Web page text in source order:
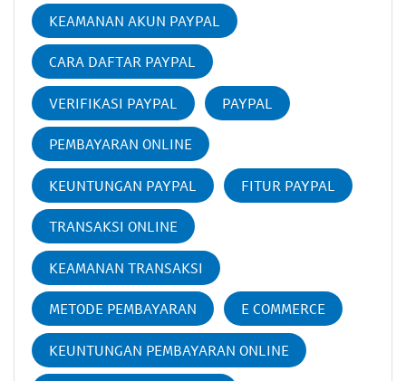
KEAMANAN AKUN PAYPAL
CARA DAFTAR PAYPAL
VERIFIKASI PAYPAL PAYPAL
PEMBAYARAN ONLINE
KEUNTUNGAN PAYPAL FITUR PAYPAL
TRANSAKSI ONLINE
KEAMANAN TRANSAKSI
METODE PEMBAYARAN E COMMERCE
KEUNTUNGAN PEMBAYARAN ONLINE